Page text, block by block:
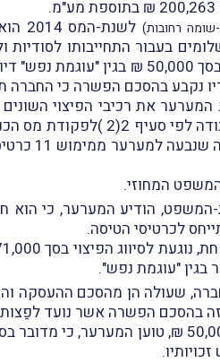
רחובות)
המחוזי.
הודיע המערער, כי הוא
לכרטיסי הטיסה.
שעולה הן מהסכם ההעסקה
באשר לפיצוי בגין עוגמת נפש בסך